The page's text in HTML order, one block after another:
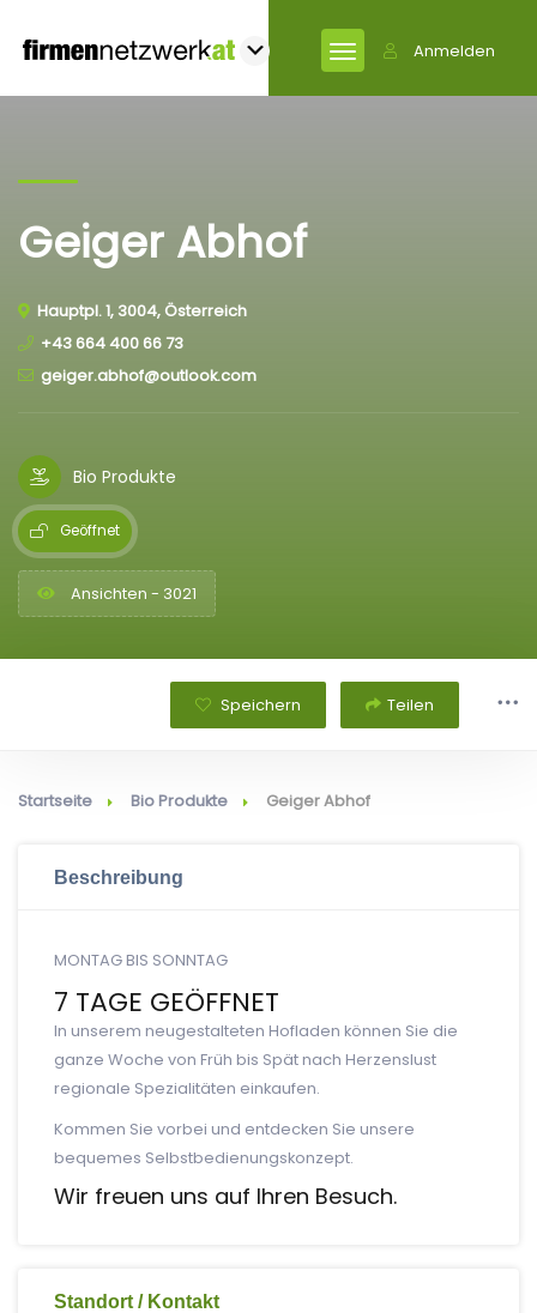
Anmelden
Geiger Abhof
Hauptpl. 1, 3004, Österreich
+43 664 400 66 73
geiger.abhof@outlook.com
Bio Produkte
Geöffnet
Ansichten - 3021
Speichern Teilen
Startseite Bio Produkte Geiger Abhof
Beschreibung
MONTAG BIS SONNTAG
7 TAGE GEÖFFNET
In unserem neugestalteten Hofladen können Sie die
ganze Woche von Früh bis Spät nach Herzenslust
regionale Spezialitäten einkaufen.
Kommen Sie vorbei und entdecken Sie unsere
bequemes Selbstbedienungskonzept.
Wir freuen uns auf Ihren Besuch.
Standort / Kontakt